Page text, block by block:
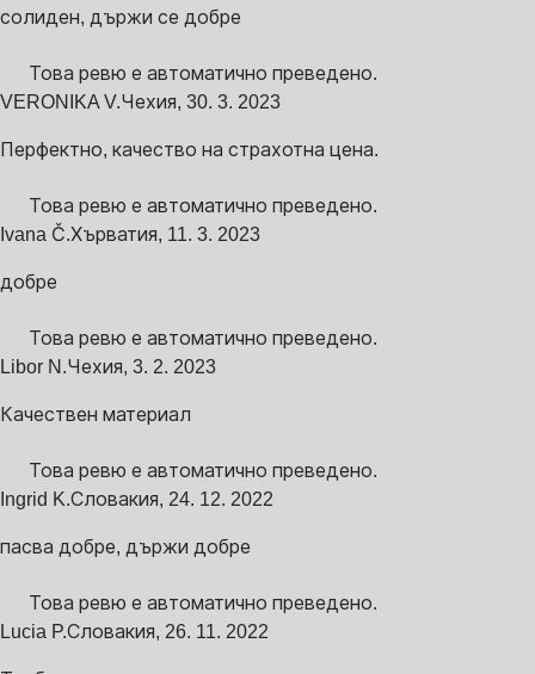
солиден, държи се добре
Това ревю е автоматично преведено.
VERONIKA V.Чехия, 30. 3. 2023
Перфектно, качество на страхотна цена.
Това ревю е автоматично преведено.
Ivana Č.Хърватия, 11. 3. 2023
добре
Това ревю е автоматично преведено.
Libor N.Чехия, 3. 2. 2023
Качествен материал
Това ревю е автоматично преведено.
Ingrid K.Словакия, 24. 12. 2022
пасва добре, държи добре
Това ревю е автоматично преведено.
Lucia P.Словакия, 26. 11. 2022